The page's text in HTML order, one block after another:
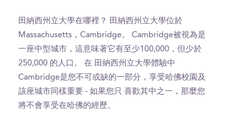
田納西州立大學在哪裡？ 田納西州立大學位於
Massachusetts，Cambridge。 Cambridge被視為是
一座中型城市，這意味著它有至少100,000，但少於
250,000 的人口。 在 田納西州立大學體驗中
Cambridge是您不可或缺的一部分，享受哈佛校園及
該座城市同樣重要 - 如果您只 喜歡其中之一，那麼您
將不會享受在哈佛的經歷。